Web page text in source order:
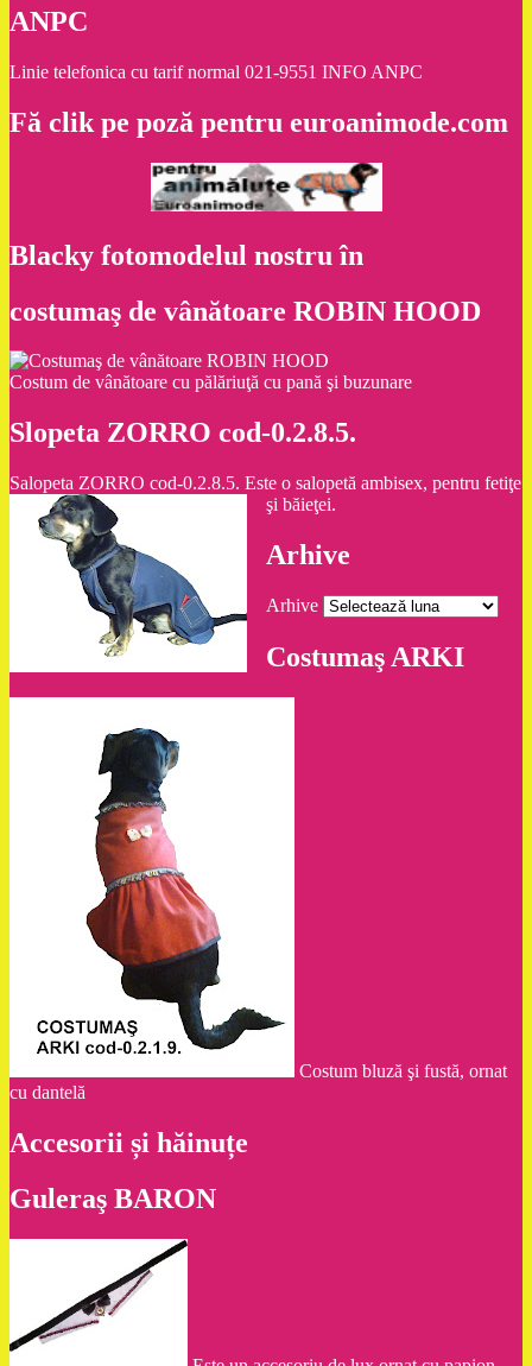
ANPC
Linie telefonica cu tarif normal 021-9551 INFO ANPC
Fă clik pe poză pentru euroanimode.com
Blacky fotomodelul nostru în
costumaş de vânătoare ROBIN HOOD
Costum de vânătoare cu pălăriuţă cu pană şi buzunare
Slopeta ZORRO cod-0.2.8.5.
Salopeta ZORRO cod-0.2.8.5. Este o salopetă ambisex, pentru fetiţe
şi băieţei.
Arhive
Arhive
Costumaş ARKI
Costum bluză şi fustă, ornat
cu dantelă
Accesorii și hăinuțe
Guleraş BARON